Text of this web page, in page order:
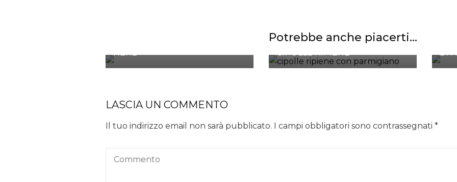
Potrebbe anche piacerti...
NERE
CIPOLLE RIPIENE
DI
LASCIA UN COMMENTO
Il tuo indirizzo email non sarà pubblicato. I campi obbligatori sono contrassegnati *